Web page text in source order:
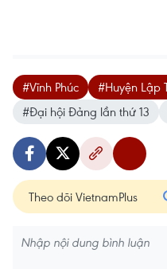
#Vĩnh Phúc #Huyện Lập
#Đại hội Đảng lần thứ 13
Theo dõi VietnamPlus